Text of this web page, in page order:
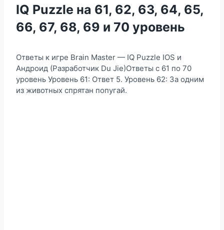
IQ Puzzle на 61, 62, 63, 64, 65,
66, 67, 68, 69 и 70 уровень
Ответы к игре Brain Master — IQ Puzzle IOS и
Андроид (Разработчик Du Jie)Ответы с 61 по 70
уровень Уровень 61: Ответ 5. Уровень 62: За одним
из животных спрятан попугай.